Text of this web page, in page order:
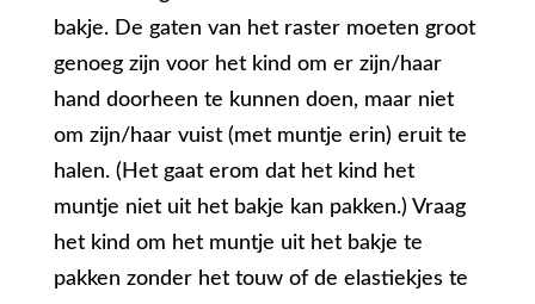
bakje. De gaten van het raster moeten groot
genoeg zijn voor het kind om er zijn/haar
hand doorheen te kunnen doen, maar niet
om zijn/haar vuist (met muntje erin) eruit te
halen. (Het gaat erom dat het kind het
muntje niet uit het bakje kan pakken.) Vraag
het kind om het muntje uit het bakje te
pakken zonder het touw of de elastiekjes te